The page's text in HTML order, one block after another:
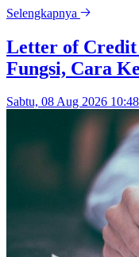
Selengkapnya
Letter of
Fungsi, Cara
Sabtu, 08 Aug 2026